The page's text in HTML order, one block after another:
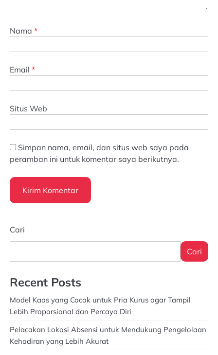
Nama *
Email *
Situs Web
Simpan nama, email, dan situs web saya pada
peramban ini untuk komentar saya berikutnya.
Cari
Cari
Recent Posts
Model Kaos yang Cocok untuk Pria Kurus agar Tampil
Lebih Proporsional dan Percaya Diri
Pelacakan Lokasi Absensi untuk Mendukung Pengelolaan
Kehadiran yang Lebih Akurat